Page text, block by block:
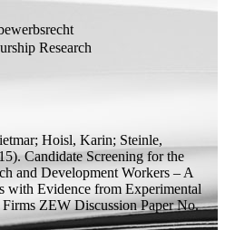
Research
Hoisl, Karin; Steinle,
Candidate Screening for the
and Development Workers – A
with Evidence from Experimental
ZEW Discussion PaperNo.